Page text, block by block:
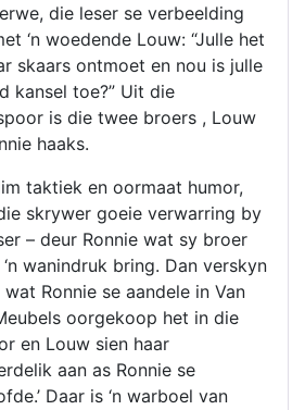
die leser se verbeelding
‘n woedende Louw: “Julle het
skaars ontmoet en nou is julle
kansel toe?” Uit die
is die twee broers , Louw
haaks.
taktiek en oormaat humor,
skrywer goeie verwarring by
– deur Ronnie wat sy broer
wanindruk bring. Dan verskyn
wat Ronnie se aandele in Van
oorgekoop het in die
en Louw sien haar
aan as Ronnie se
Daar is ‘n warboel van